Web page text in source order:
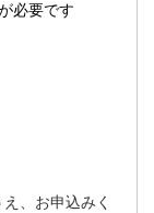
必要です
、お申込みく